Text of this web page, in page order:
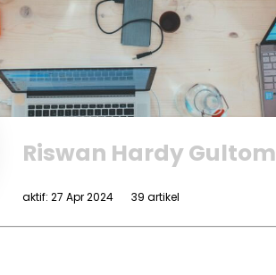
Riswan Hardy Gultom
aktif: 27 Apr 2024 39 artikel